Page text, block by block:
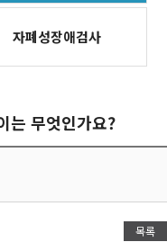
자폐성장애검사
는 무엇인가요?
목록